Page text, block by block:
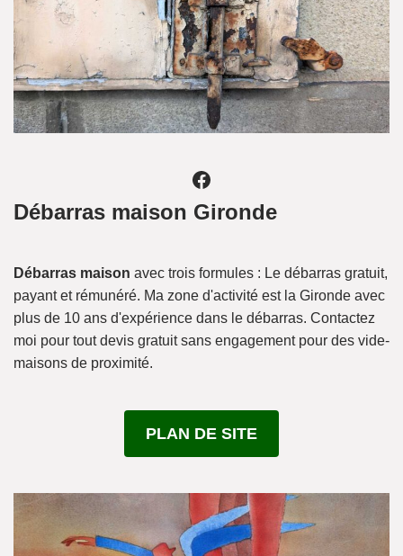
Débarras maison Gironde
Débarras maison avec trois formules : Le débarras gratuit,
payant et rémunéré. Ma zone d'activité est la Gironde avec
plus de 10 ans d'expérience dans le débarras. Contactez
moi pour tout devis gratuit sans engagement pour des vide-
maisons de proximité.
PLAN DE SITE